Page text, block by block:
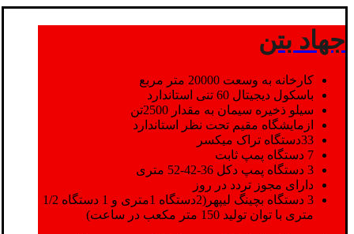
جهاد بتن
کارخانه به وسعت 20000 متر مربع
باسکول دیجیتال 60 تنی استاندارد
سیلو ذخیره سیمان به مقدار 2500تن
ازمایشگاه مقیم تحت نظر استاندارد
33دستگاه تراک میکسر
7 دستگاه پمپ ثابت
3 دستگاه پمپ دکل 36-42-52 متری
دارای مجوز تردد در روز
3 دستگاه بچینگ لیپهر(2دستگاه 1متری و 1 دستگاه 1/2
متری با توان تولید 150 متر مکعب در ساعت)